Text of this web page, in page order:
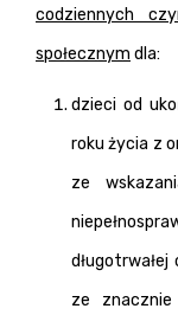
codziennych
społecznym dla:
dzieci od
roku życia z
ze
ze znacznie